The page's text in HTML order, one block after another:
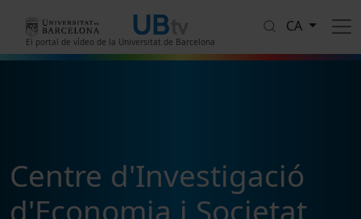
El portal de vídeo de la Universitat de Barcelona
CA
Centre d'Investigació
d'Economia i Societat